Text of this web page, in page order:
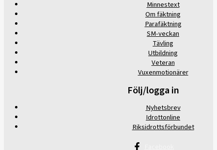
Minnestext
Om fäktning
Parafäktning
SM-veckan
Tävling
Utbildning
Veteran
Vuxenmotionärer
Följ/logga in
Nyhetsbrev
Idrottonline
Riksidrottsförbundet